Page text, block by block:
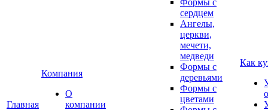
Главная
Компания
О
компании
Формы с
сердцем
Ангелы,
церкви,
мечети,
медведи
Формы с
деревьями
Формы с
цветами
Как